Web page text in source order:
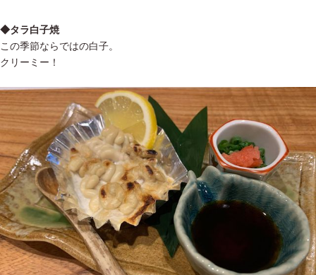
◆タラ白子焼
この季節ならではの白子。
クリーミー！